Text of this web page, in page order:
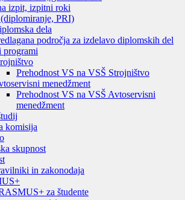
izpit, izpitni roki
PRI)
dela
področja za izdelavo diplomskih del
programi
Prehodnost VS na VSŠ Strojništvo
menedžment
Prehodnost VS na VSŠ Avtoservisni
menedžment
komisija
skupnost
in zakonodaja
za študente